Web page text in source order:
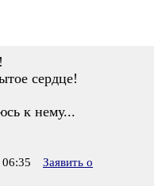
сердце!
к нему...
Заявить о